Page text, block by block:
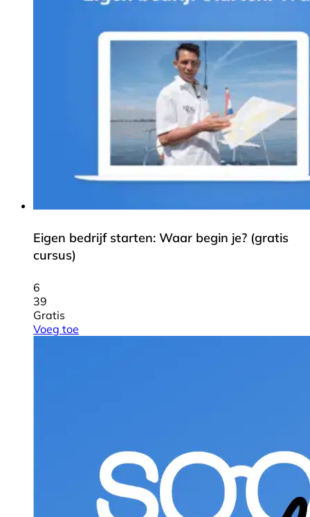
Eigen bedrijf starten: Waar begin je? (gratis
cursus)
6
39
Gratis
Voeg toe